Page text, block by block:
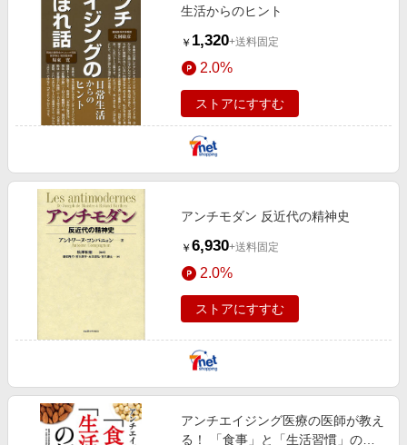
生活からのヒント
￥ 1,320+送料固定
2.0%
ストアにすすむ
アンチモダン 反近代の精神史
￥ 6,930+送料固定
2.0%
ストアにすすむ
アンチエイジング医療の医師が教え
る！ 「食事」と「生活習慣」の極